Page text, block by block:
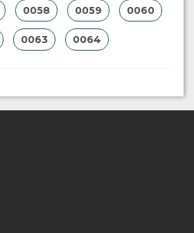
0058 0059 0060
0063 0064